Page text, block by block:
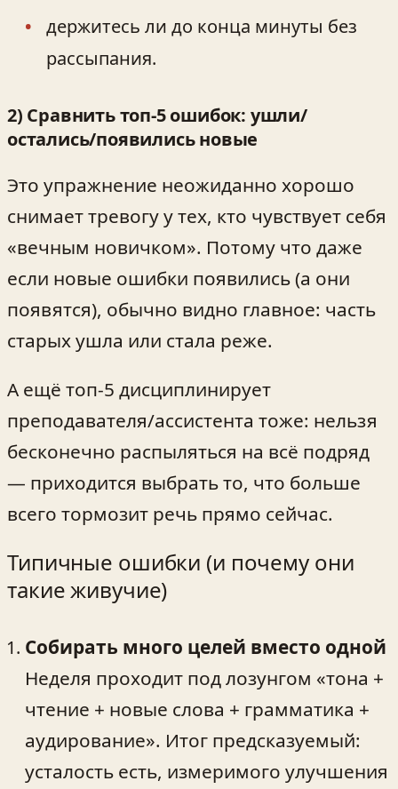
держитесь ли до конца минуты без
рассыпания.
2) Сравнить топ‑5 ошибок: ушли/
остались/появились новые
Это упражнение неожиданно хорошо
снимает тревогу у тех, кто чувствует себя
«вечным новичком». Потому что даже
если новые ошибки появились (а они
появятся), обычно видно главное: часть
старых ушла или стала реже.
А ещё топ‑5 дисциплинирует
преподавателя/ассистента тоже: нельзя
бесконечно распыляться на всё подряд
— приходится выбрать то, что больше
всего тормозит речь прямо сейчас.
Типичные ошибки (и почему они
такие живучие)
Собирать много целей вместо одной
Неделя проходит под лозунгом «тона +
чтение + новые слова + грамматика +
аудирование». Итог предсказуемый:
усталость есть, измеримого улучшения